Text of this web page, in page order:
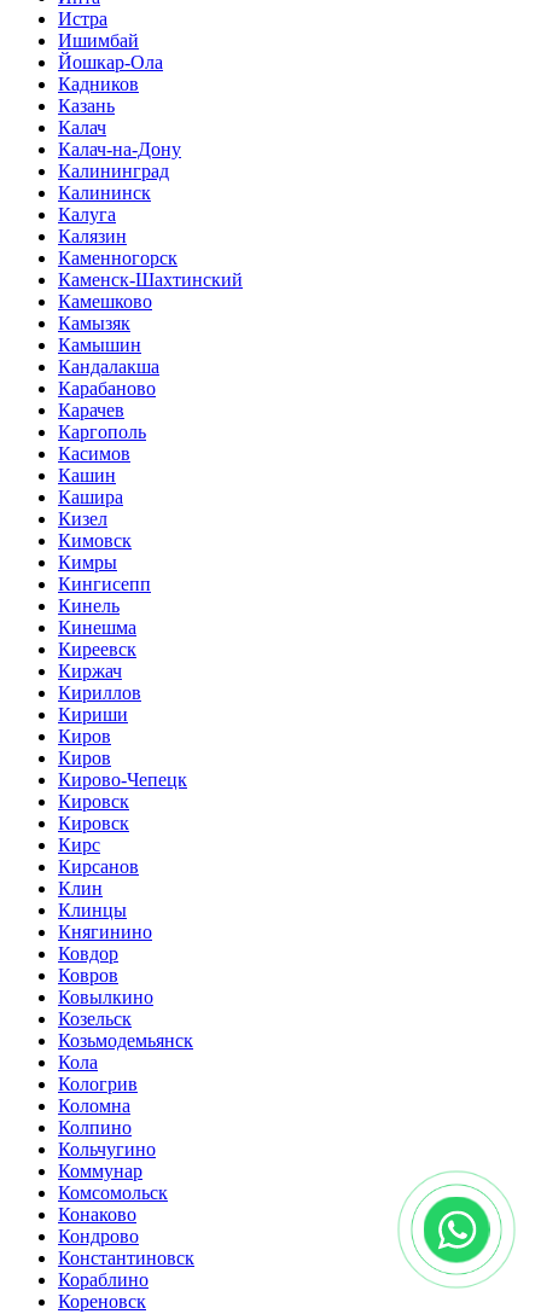
Истра
Ишимбай
Йошкар-Ола
Кадников
Казань
Калач
Калач-на-Дону
Калининград
Калининск
Калуга
Калязин
Каменногорск
Каменск-Шахтинский
Камешково
Камызяк
Камышин
Кандалакша
Карабаново
Карачев
Каргополь
Касимов
Кашин
Кашира
Кизел
Кимовск
Кимры
Кингисепп
Кинель
Кинешма
Киреевск
Киржач
Кириллов
Кириши
Киров
Киров
Кирово-Чепецк
Кировск
Кировск
Кирс
Кирсанов
Клин
Клинцы
Княгинино
Ковдор
Ковров
Ковылкино
Козельск
Козьмодемьянск
Кола
Кологрив
Коломна
Колпино
Кольчугино
Коммунар
Комсомольск
Конаково
Кондрово
Константиновск
Кораблино
Кореновск